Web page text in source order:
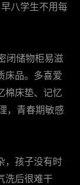
八学生不用每
闭储物柜易滋
床品。多喜爱
棉床垫、记忆
，青春期敏感
，孩子没有时
洗后很难干